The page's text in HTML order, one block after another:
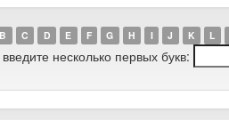
B C D E F G H I J K L
несколько первых букв: